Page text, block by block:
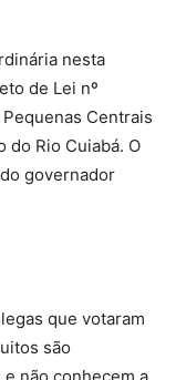
nesta
de Lei nº
Centrais
do Rio Cuiabá. O
governador
que votaram
são